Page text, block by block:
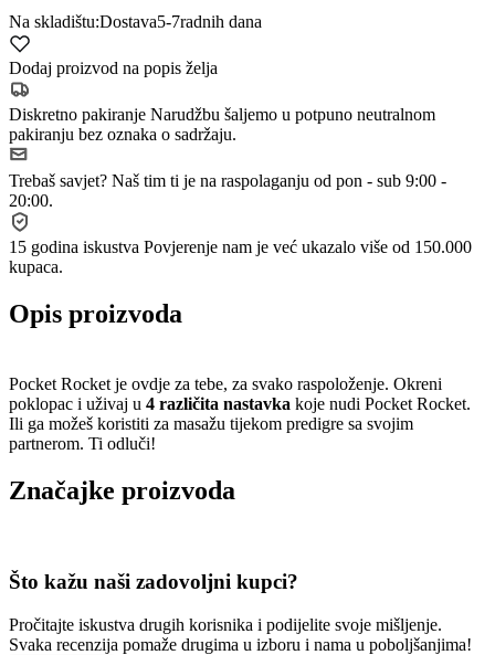
Na skladištu:Dostava5-7radnih dana
Dodaj proizvod na popis želja
Diskretno pakiranje Narudžbu šaljemo u potpuno neutralnom
pakiranju bez oznaka o sadržaju.
Trebaš savjet? Naš tim ti je na raspolaganju od pon - sub 9:00 -
20:00.
15 godina iskustva Povjerenje nam je već ukazalo više od 150.000
kupaca.
Opis proizvoda
Pocket Rocket je ovdje za tebe, za svako raspoloženje. Okreni
poklopac i uživaj u 4 različita nastavka koje nudi Pocket Rocket.
Ili ga možeš koristiti za masažu tijekom predigre sa svojim
partnerom. Ti odluči!
Značajke proizvoda
Što kažu naši zadovoljni kupci?
Pročitajte iskustva drugih korisnika i podijelite svoje mišljenje.
Svaka recenzija pomaže drugima u izboru i nama u poboljšanjima!